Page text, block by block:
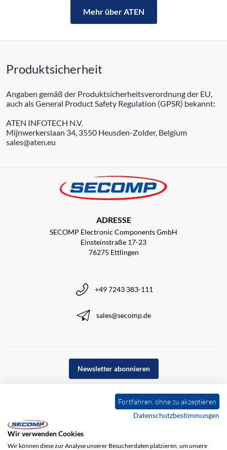
Mehr über ATEN
Produktsicherheit
Angaben gemäß der Produktsicherheitsverordnung der EU,
auch als General Product Safety Regulation (GPSR) bekannt:
ATEN INFOTECH N.V.
Mijnwerkerslaan 34, 3550 Heusden-Zolder, Belgium
sales@aten.eu
ADRESSE
SECOMP Electronic Components GmbH
Einsteinstraße 17-23
76275 Ettlingen
+49 7243 383-111
sales@secomp.de
Newsletter abonnieren
Fortfahren, ohne zu akzeptieren
Datenschutzbestimmungen
Wir verwenden Cookies
Wir können diese zur Analyse unserer Besucherdaten platzieren, um unsere